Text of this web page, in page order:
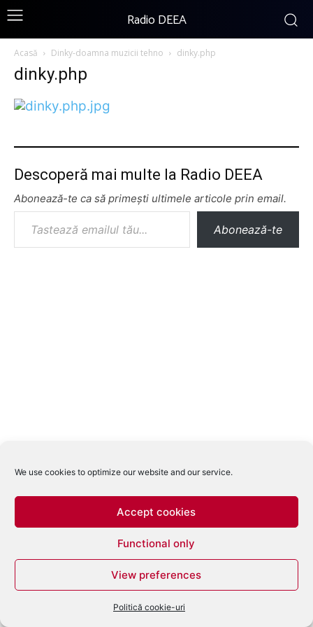
We use cookies to optimize our website and our service.
Accept cookies
Functional only
View preferences
Politică cookie-uri
Radio DEEA
Acasă Dinky-doamna muzicii tehno dinky.php
dinky.php
Descoperă mai multe la Radio DEEA
Abonează-te ca să primești ultimele articole prin email.
Tastează emailul tău...
Abonează-te